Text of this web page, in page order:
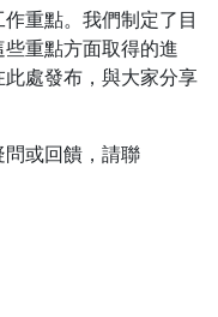
重點。我們制定了目
重點方面取得的進
處發布，與大家分享
或回饋， 請聯